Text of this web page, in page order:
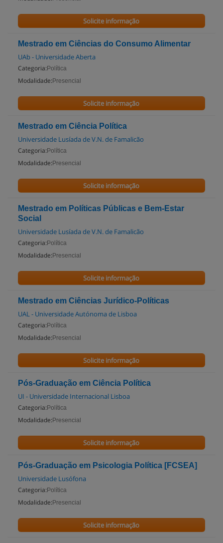
Solicite informação
Mestrado em Ciências do Consumo Alimentar
UAb - Universidade Aberta
Categoria: Política
Modalidade: Presencial
Solicite informação
Mestrado em Ciência Política
Universidade Lusíada de V.N. de Famalicão
Categoria: Política
Modalidade: Presencial
Solicite informação
Mestrado em Políticas Públicas e Bem-Estar
Social
Universidade Lusíada de V.N. de Famalicão
Categoria: Política
Modalidade: Presencial
Solicite informação
Mestrado em Ciências Jurídico-Políticas
UAL - Universidade Autónoma de Lisboa
Categoria: Política
Modalidade: Presencial
Solicite informação
Pós-Graduação em Ciência Política
UI - Universidade Internacional Lisboa
Categoria: Política
Modalidade: Presencial
Solicite informação
Pós-Graduação em Psicologia Política [FCSEA]
Universidade Lusófona
Categoria: Política
Modalidade: Presencial
Solicite informação